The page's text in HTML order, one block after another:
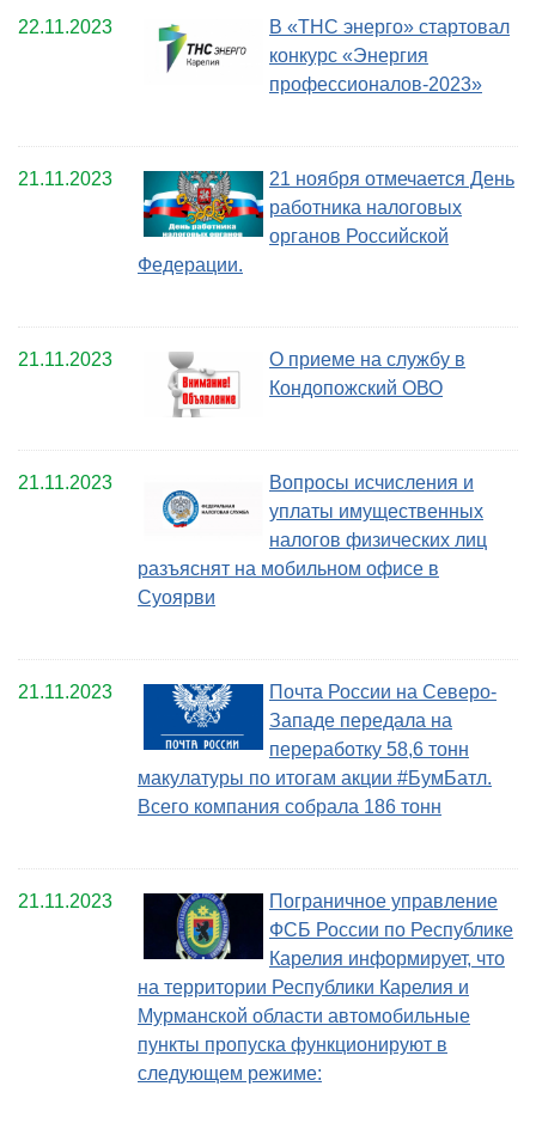
22.11.2023
В «ТНС энерго» стартовал
конкурс «Энергия
профессионалов-2023»
21.11.2023
21 ноября отмечается День
работника налоговых
органов Российской
Федерации.
21.11.2023
О приеме на службу в
Кондопожский ОВО
21.11.2023
Вопросы исчисления и
уплаты имущественных
налогов физических лиц
разъяснят на мобильном офисе в
Суоярви
21.11.2023
Почта России на Северо-
Западе передала на
переработку 58,6 тонн
макулатуры по итогам акции #БумБатл.
Всего компания собрала 186 тонн
21.11.2023
Пограничное управление
ФСБ России по Республике
Карелия информирует, что
на территории Республики Карелия и
Мурманской области автомобильные
пункты пропуска функционируют в
следующем режиме: